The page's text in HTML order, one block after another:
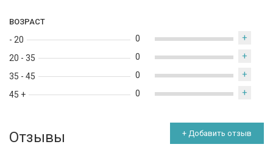
ВОЗРАСТ
- 20
20 - 35
35 - 45
45 +
0 +
0 +
0 +
0 +
Отзывы + Добавить отзыв